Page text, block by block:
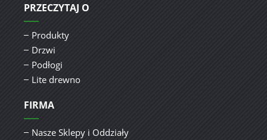
PRZECZYTAJ O
Produkty
Drzwi
Podłogi
Lite drewno
FIRMA
Nasze Sklepy i Oddziały